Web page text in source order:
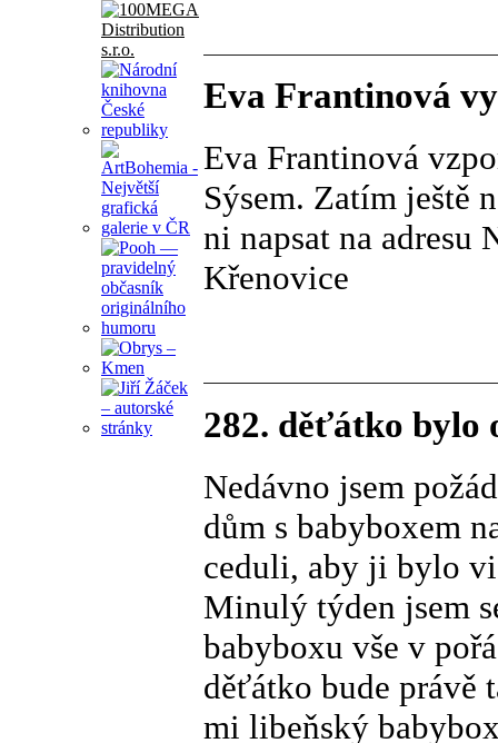
Eva Frantinová
Eva Frantinová
Sýsem. Zatím ještě
ni napsat na adresu
Křenovice
282. děťátko bylo
Nedávno jsem
dům s babyboxem
ceduli, aby ji bylo
Minulý týden jsem
babyboxu vše v
děťátko bude právě
mi libeňský